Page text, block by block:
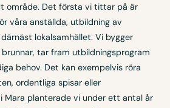
område. Det första vi tittar på är
våra anställda, utbildning av
lokalsamhället. Vi bygger
tar fram utbildningsprogram
behov. Det kan exempelvis röra
ordentliga spisar eller
Mara planterade vi under ett antal år